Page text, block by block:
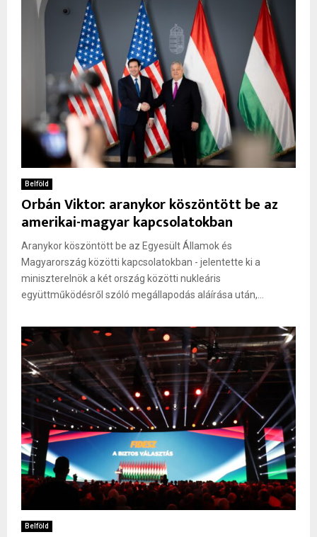
Belföld
Orbán Viktor: aranykor köszöntött be az
amerikai-magyar kapcsolatokban
Aranykor köszöntött be az Egyesült Államok és
Magyarország közötti kapcsolatokban - jelentette ki a
miniszterelnök a két ország közötti nukleáris
együttműködésről szóló megállapodás aláírása után,...
Belföld